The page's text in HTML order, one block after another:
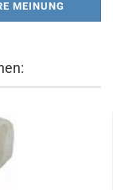
MEINUNG